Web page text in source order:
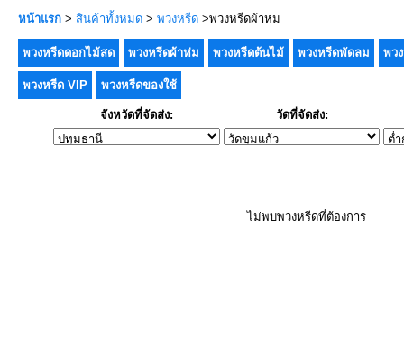
หน้าแรก > สินค้าทั้งหมด > พวงหรีด >พวงหรีดผ้าห่ม
พวงหรีดดอกไม้สด พวงหรีดผ้าห่ม พวงหรีดต้นไม้ พวงหรีดพัดลม พว
พวงหรีด VIP พวงหรีดของใช้
จังหวัดที่จัดส่ง: วัดที่จัดส่ง:
ไม่พบพวงหรีดที่ต้องการ